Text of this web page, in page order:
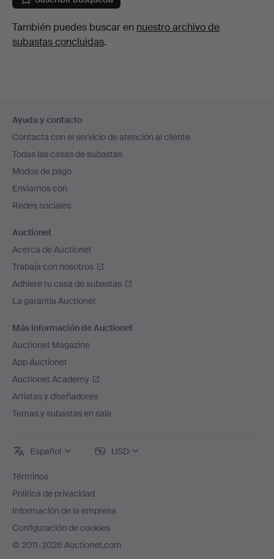
También puedes buscar en nuestro archivo de
subastas concluidas.
en
el
pie
de
página
Ayuda y contacto
Contacta con el servicio de atención al cliente
Todas las casas de subastas
Modos de pago
Enviamos con
Redes sociales
Auctionet
Acerca de Auctionet
Trabaja con nosotros
Adhiere tu casa de subastas
La garantía Auctionet
Más información de Auctionet
Auctionet Magazine
App Auctionet
Auctionet Academy
Artistas y diseñadores
Temas y subastas en sala
Español USD
Términos
Política de privacidad
Información de la empresa
Configuración de cookies
© 2011-2026 Auctionet.com